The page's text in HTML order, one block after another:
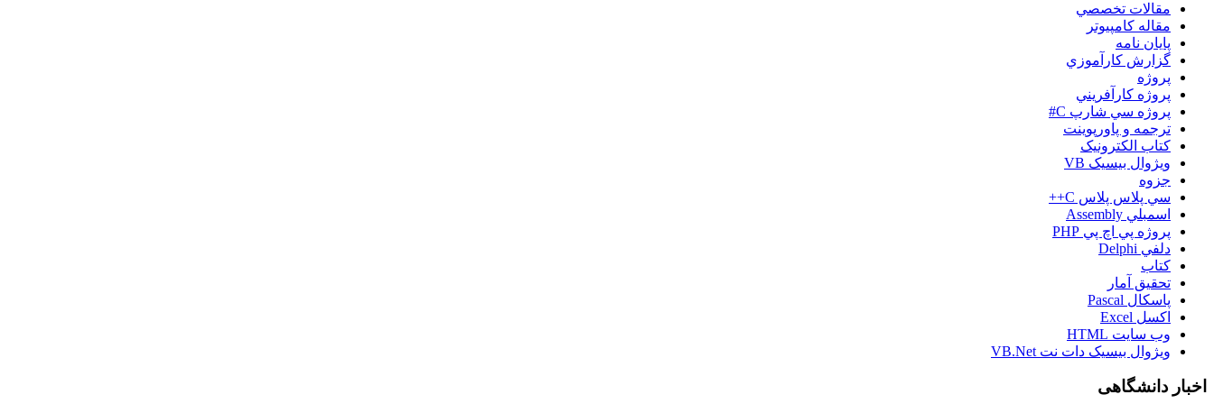
مقالات تخصصي
مقاله کامپیوتر
پایان نامه
گزارش کارآموزي
پروژه
پروژه کارآفريني
پروژه سي شارپ C#
ترجمه و پاورپوينت
کتاب الکترونيک
ويژوال بيسيک VB
جزوه
سي پلاس پلاس C++
اسمبلي Assembly
پروژه پي اچ پي PHP
دلفي Delphi
کتاب
تحقيق آمار
پاسکال Pascal
اکسل Excel
وب سايت HTML
ويژوال بيسيک دات نت VB.Net
اخبار دانشگاهی